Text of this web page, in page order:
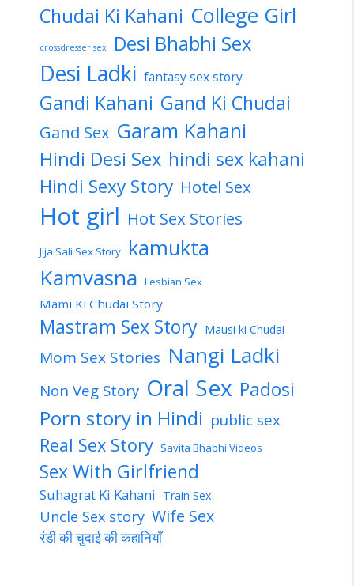
Chudai Ki Kahani College Girl
crossdresser sex Desi Bhabhi Sex
Desi Ladki fantasy sex story
Gandi Kahani Gand Ki Chudai
Gand Sex Garam Kahani
Hindi Desi Sex hindi sex kahani
Hindi Sexy Story Hotel Sex
Hot girl Hot Sex Stories
Jija Sali Sex Story kamukta
Kamvasna Lesbian Sex
Mami Ki Chudai Story
Mastram Sex Story Mausi ki Chudai
Mom Sex Stories Nangi Ladki
Non Veg Story Oral Sex Padosi
Porn story in Hindi public sex
Real Sex Story Savita Bhabhi Videos
Sex With Girlfriend
Suhagrat Ki Kahani Train Sex
Uncle Sex story Wife Sex
रंडी की चुदाई की कहानियाँ